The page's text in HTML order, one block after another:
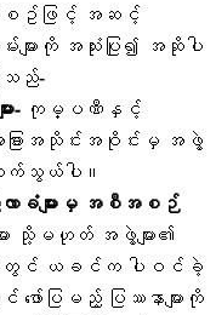
စဥ်ဖြင့် အဆင့်
းများကို အသုံးပြု၍ အဆိုပါ
သည်-
- ကုမ္ပဏီနှင့်
ားအသိုင်းအဝိုင်းမှ အဖွဲ့
ဆက်သွယ်ပါ။
ခံများမှ အစီအစဉ်
း သို့မဟုတ် အဖွဲ့များ၏
ားတွင် ယခင်က ပါဝင်ခဲ့
ပြမည့် ပြဿနာများကို